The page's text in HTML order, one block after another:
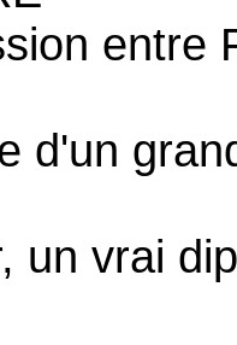
entre
d'un
un vrai